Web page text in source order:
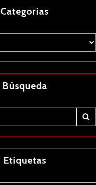
Categorias
Búsqueda
Etiquetas